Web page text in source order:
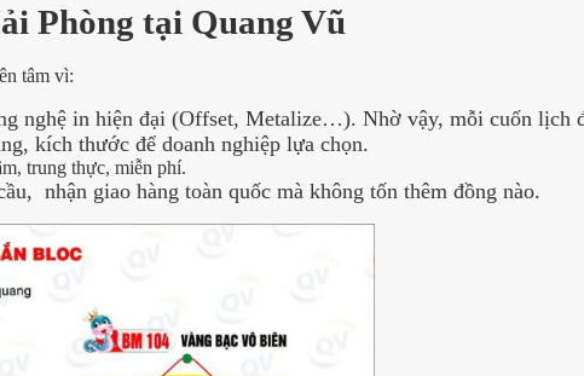
Phòng tại Quang Vũ
tâm vì:
nghệ in hiện đại (Offset, Metalize…). Nhờ vậy, mỗi cuốn lịch
kích thước để doanh nghiệp lựa chọn.
trung thực, miễn phí.
nhận giao hàng toàn quốc mà không tốn thêm đồng nào.